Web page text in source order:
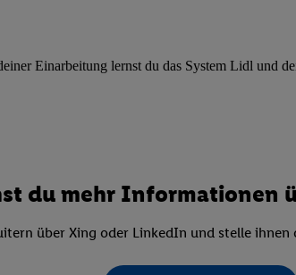
Einarbeitung lernst du das System Lidl und
du mehr Informationen
über Xing oder LinkedIn und stelle ihnen
auf einem Endgerät. Entwicklung und